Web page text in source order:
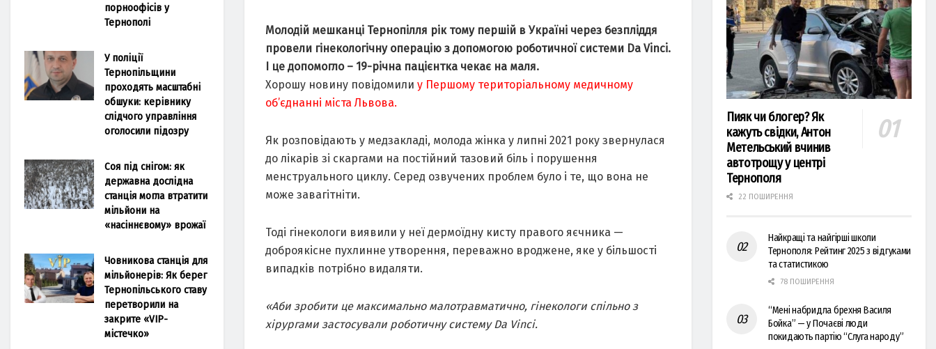
Молодій мешканці Тернопілля рік тому першій в Україні через безпліддя
провели гінекологічну операцію з допомогою роботичної системи Da Vinci.
І це допомогло – 19-річна пацієнтка чекає на маля.
Хорошу новину повідомили у Першому територіальному медичному
об’єднанні міста Львова.
Як розповідають у медзакладі, молода жінка у липні 2021 року звернулася
до лікарів зі скаргами на постійний тазовий біль і порушення
менструального циклу. Серед озвучених проблем було і те, що вона не
може завагітніти.
Тоді гінекологи виявили у неї дермоїдну кисту правого яєчника —
доброякісне пухлинне утворення, переважно вроджене, яке у більшості
випадків потрібно видаляти.
«Аби зробити це максимально малотравматично, гінекологи спільно з
хірургами застосували роботичну систему Da Vinci.
порноофісів у
Тернополі
У поліції
Тернопільщини
проходять масштабні
обшуки: керівнику
слідчого управління
оголосили підозру
Соя під снігом: як
державна дослідна
станція могла втратити
мільйони на
«насіннєвому» врожаї
Човникова станція для
мільйонерів: Як берег
Тернопільського ставу
перетворили на
закрите «VIP-
містечко»
Пияк чи блогер? Як
кажуть свідки, Антон
Метельський вчинив
автотрощу у центрі
Тернополя
22 ПОШИРЕННЯ
Найкращі та найгірші школи
Тернополя: Рейтинг 2025 з відгуками
та статистикою
78 ПОШИРЕННЯ
“Мені набридла брехня Василя
Бойка” — у Почаєві люди
покидають партію “Слуга народу”